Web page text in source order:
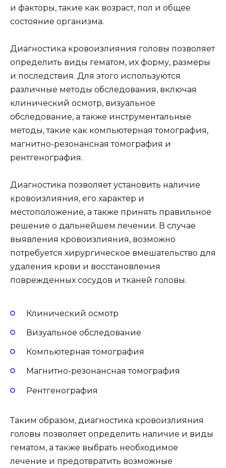
и факторы, такие как возраст, пол и общее
состояние организма.
Диагностика кровоизлияния головы позволяет
определить виды гематом, их форму, размеры
и последствия. Для этого используются
различные методы обследования, включая
клинический осмотр, визуальное
обследование, а также инструментальные
методы, такие как компьютерная томография,
магнитно-резонансная томография и
рентгенография.
Диагностика позволяет установить наличие
кровоизлияния, его характер и
местоположение, а также принять правильное
решение о дальнейшем лечении. В случае
выявления кровоизлияния, возможно
потребуется хирургическое вмешательство для
удаления крови и восстановления
поврежденных сосудов и тканей головы.
Клинический осмотр
Визуальное обследование
Компьютерная томография
Магнитно-резонансная томография
Рентгенография
Таким образом, диагностика кровоизлияния
головы позволяет определить наличие и виды
гематом, а также выбрать необходимое
лечение и предотвратить возможные